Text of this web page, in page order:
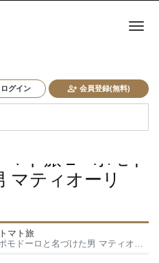
ログイン 会員登録(無料)
ナ
マト旅 2 ポモド
マティオーリ
マト旅
名づけた男 マティオーリ（トスカーナ州）